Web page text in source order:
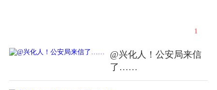
1
@兴化人！公安局来信
了……